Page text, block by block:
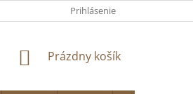
OBCHODNÉ PODMIENKY
Prihlásenie
NÁKUPNÝ
Prázdny košík